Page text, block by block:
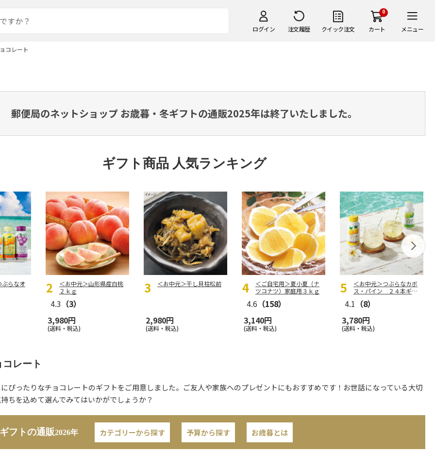
ログイン 注文履歴 クイック注文
0
カート メニュー
コレート
郵便局のネットショップ お歳暮・冬ギフトの通販2025年は終了いたしました。
ギフト商品 人気ランキング
ぶらなオ
＜お中元＞山形県産白桃
２ｋｇ
4.3 （3）
3,980円
(送料・税込)
＜お中元＞干し貝柱松前
2,980円
(送料・税込)
＜ご自宅用＞夏小夏（ナ
ツコナツ）家庭用３ｋｇ
4.6 （158）
3,140円
(送料・税込)
＜お中元＞つぶらなカボ
ス・パイン ２４本ギフ
4.1 （8）
3,780円
(送料・税込)
レート
ぴったりなチョコレートのギフトをご用意しました。ご友人や家族へのプレゼントにもおすすめです！お世話になっている大切
ちを込めて選んでみてはいかがでしょうか？
フトの通販2026年 カテゴリーから探す 予算から探す お歳暮とは